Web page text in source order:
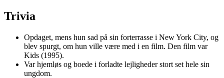
Trivia
Opdaget, mens hun sad på sin forterrasse i New York City, og
blev spurgt, om hun ville være med i en film. Den film var
Kids (1995).
Var hjemløs og boede i forladte lejligheder stort set hele sin
ungdom.